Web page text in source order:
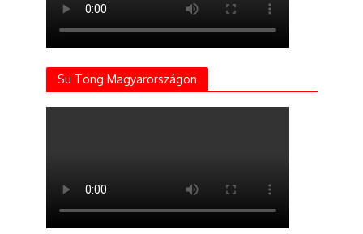
Su Tong Magyarországon